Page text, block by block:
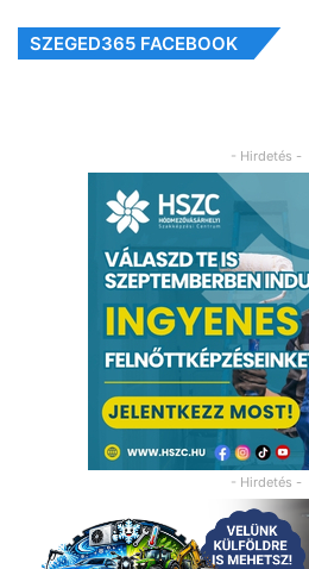
SZEGED365 FACEBOOK
- Hirdetés -
- Hirdetés -